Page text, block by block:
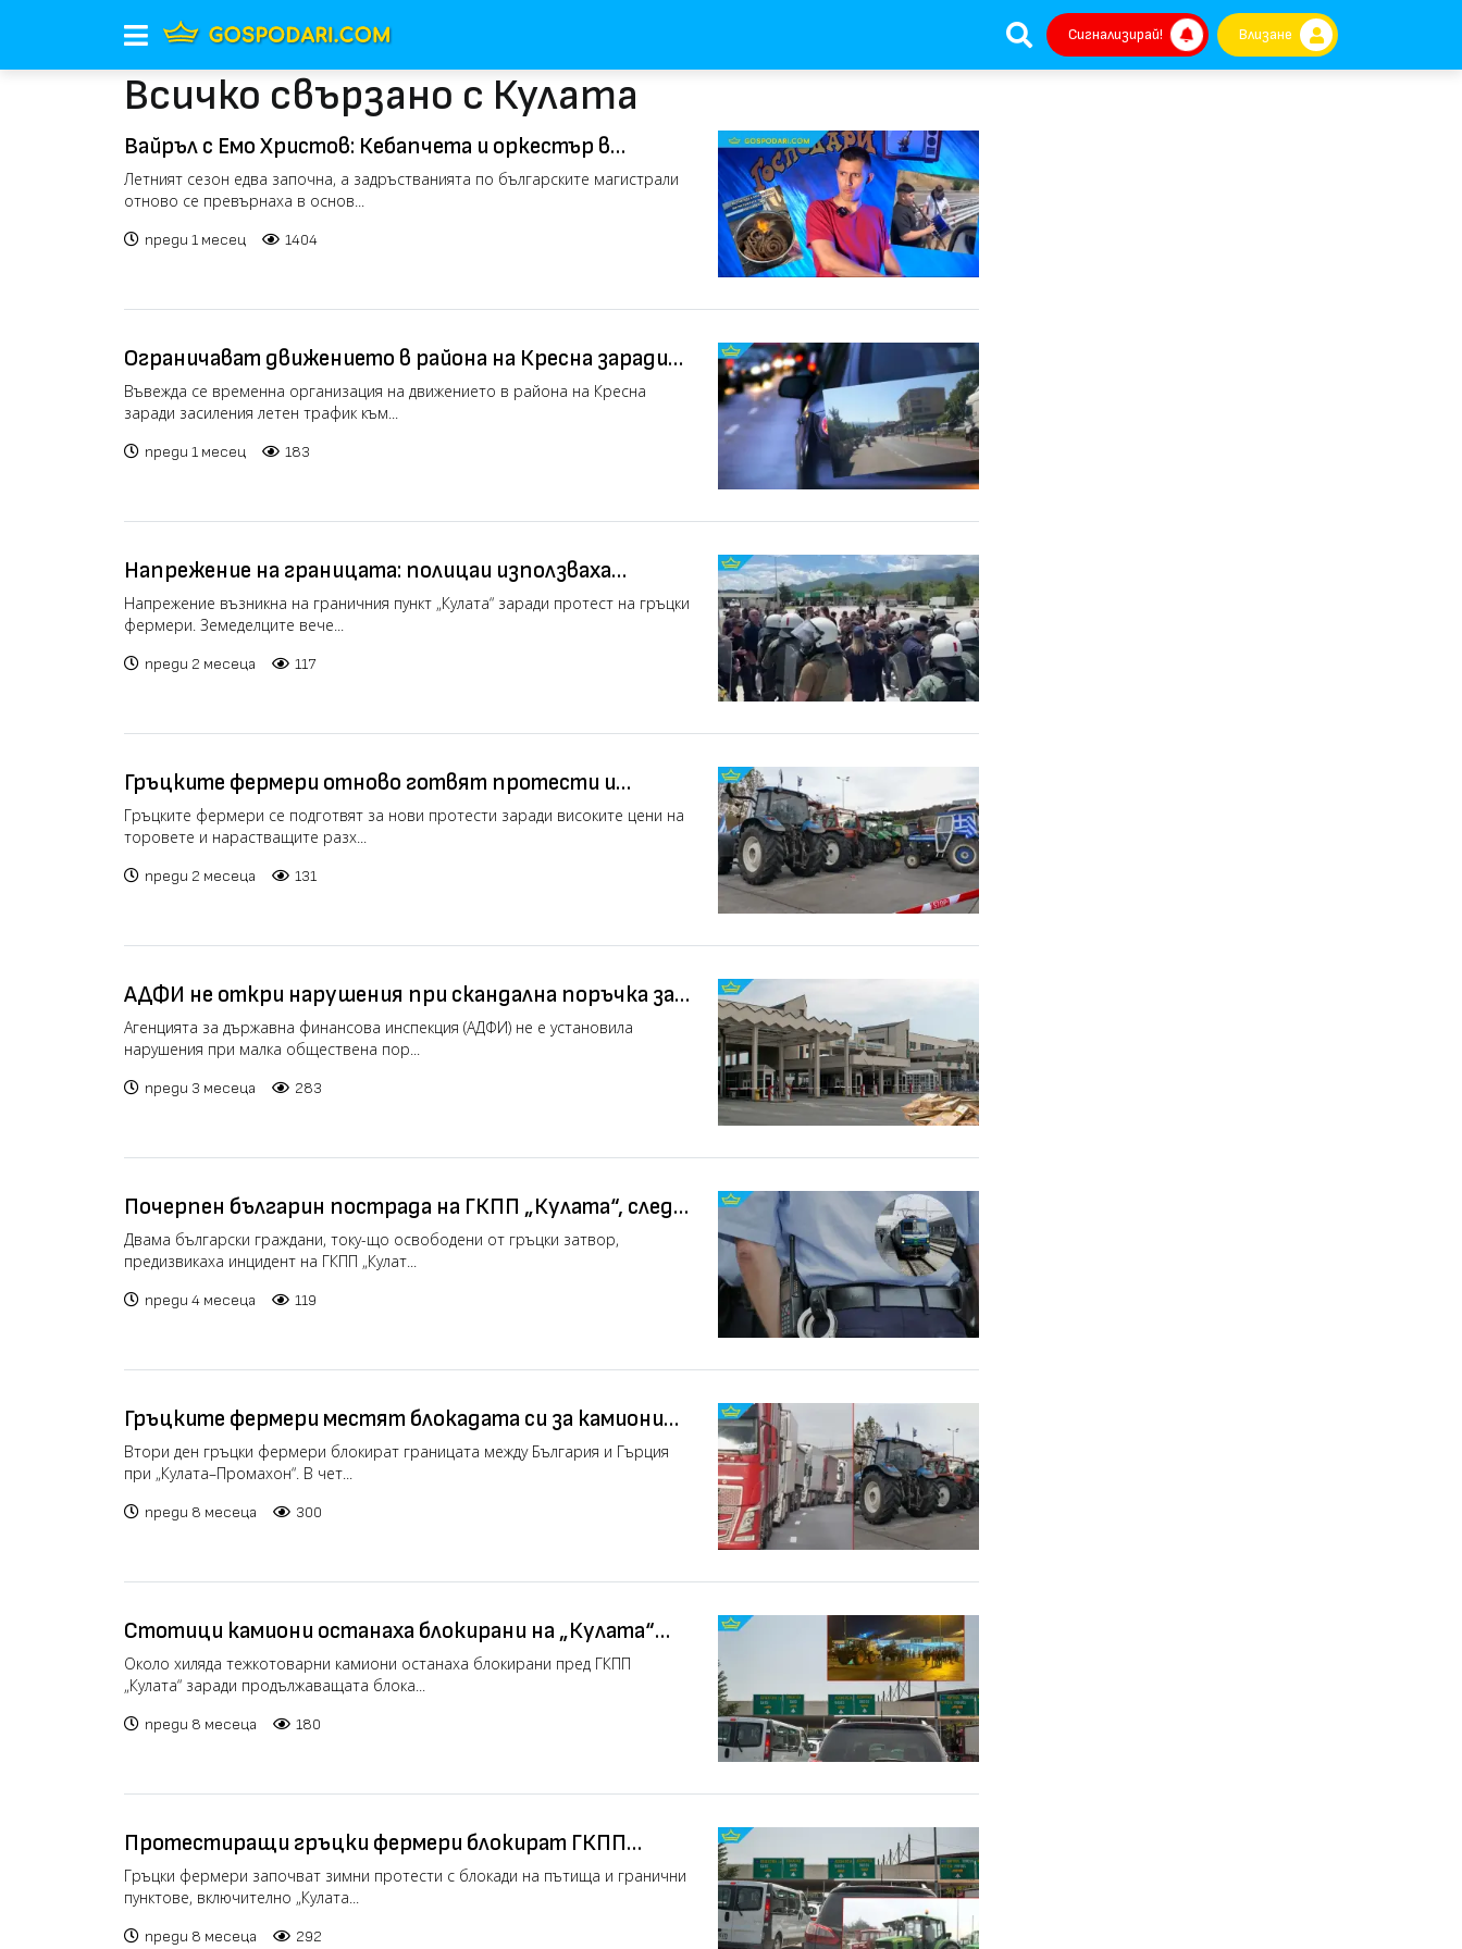
Сигнализирай! Влизане
Всичко свързано с Кулата
Вайръл с Емо Христов: Кебапчета и оркестър в
големите задръствания към морето (видео)
Летният сезон едва започна, а задръстванията по българските магистрали
отново се превърнаха в основ...
преди 1 месец 1404
Ограничават движението в района на Кресна заради
трафика към Гърция
Въвежда се временна организация на движението в района на Кресна
заради засиления летен трафик към...
преди 1 месец 183
Напрежение на границата: полицаи използваха
сълзотворен газ срещу гръцки фермери на „Кулата“
Напрежение възникна на граничния пункт „Кулата“ заради протест на гръцки
фермери. Земеделците вече...
преди 2 месеца 117
Гръцките фермери отново готвят протести и
блокада на „Промахон“
Гръцките фермери се подготвят за нови протести заради високите цени на
торовете и нарастващите разх...
преди 2 месеца 131
АДФИ не откри нарушения при скандална поръчка за
скенерите в митниците
Агенцията за държавна финансова инспекция (АДФИ) не е установила
нарушения при малка обществена пор...
преди 3 месеца 283
Почерпен българин пострада на ГКПП „Кулата“, след
като се качи върху железопътен вагон
Двама български граждани, току-що освободени от гръцки затвор,
предизвикаха инцидент на ГКПП „Кулат...
преди 4 месеца 119
Гръцките фермери местят блокадата си за камиони
на "Илинден-Ексохи“ (видео)
Втори ден гръцки фермери блокират границата между България и Гърция
при „Кулата–Промахон“. В чет...
преди 8 месеца 300
Стотици камиони останаха блокирани на „Кулата“
заради протестите в Гърция (видео)
Около хиляда тежкотоварни камиони останаха блокирани пред ГКПП
„Кулата“ заради продължаващата блока...
преди 8 месеца 180
Протестиращи гръцки фермери блокират ГКПП
„Кулата – Промахон“ (видео)
Гръцки фермери започват зимни протести с блокади на пътища и гранични
пунктове, включително „Кулата...
преди 8 месеца 292